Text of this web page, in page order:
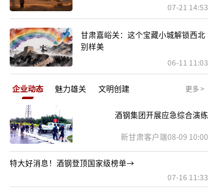
07-21 14:53
甘肃嘉峪关：这个宝藏小城解锁西北
别样美
06-11 11:03
企业动态 魅力雄关 文明创建 更多 >
酒钢集团开展应急综合演练
新甘肃客户端08-09 10:00
特大好消息！酒钢登顶国家级榜单→
07-16 11:33